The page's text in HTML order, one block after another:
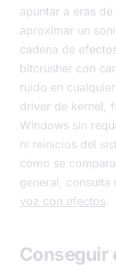
apuntar a eras
aproximar un
cadena de
bitcrusher con
ruido en
driver de kernel,
Windows sin
ni reinicios del
cómo se
general, consulta
voz con efectos.
Conseguir